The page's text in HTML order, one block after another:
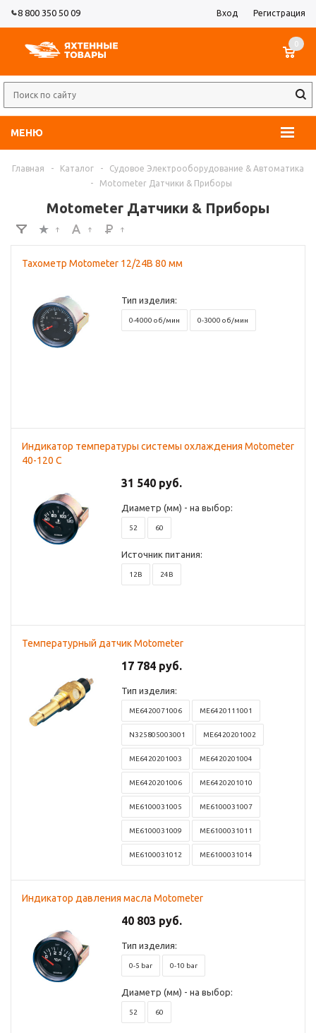
8 800 350 50 09 Вход Регистрация
МЕНЮ
0
Главная - Каталог -
Судовое Электрооборудование & Автоматика
-
Motometer Датчики & Приборы
Motometer Датчики & Приборы
Тахометр Motometer 12/24В 80 мм
Тип изделия:
0-4000 об/мин 0-3000 об/мин
Индикатор температуры системы охлаждения Motometer
40-120 С
31 540 руб.
Диаметр (мм) - на выбор:
52 60
Источник питания:
12В 24В
Температурный датчик Motometer
17 784 руб.
Тип изделия:
ME6420071006 ME6420111001
N325805003001 ME6420201002
ME6420201003 ME6420201004
ME6420201006 ME6420201010
ME6100031005 ME6100031007
ME6100031009 ME6100031011
ME6100031012 ME6100031014
Индикатор давления масла Motometer
40 803 руб.
Тип изделия:
0-5 bar 0-10 bar
Диаметр (мм) - на выбор:
52 60